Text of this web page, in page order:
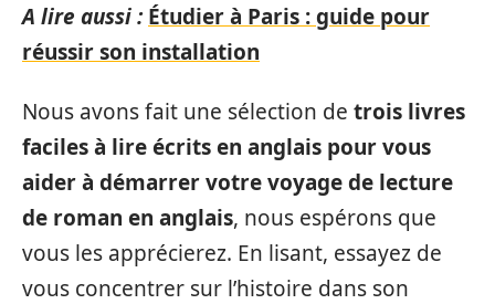
A lire aussi : Étudier à Paris : guide pour
réussir son installation
Nous avons fait une sélection de trois livres
faciles à lire écrits en anglais pour vous
aider à démarrer votre voyage de lecture
de roman en anglais, nous espérons que
vous les apprécierez. En lisant, essayez de
vous concentrer sur l’histoire dans son